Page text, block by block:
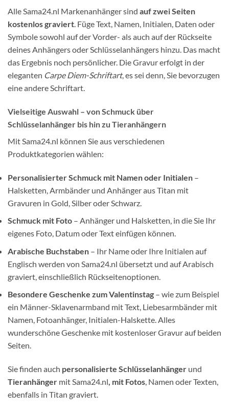
Alle Sama24.nl Markenanhänger sind auf zwei Seiten
kostenlos graviert. Füge Text, Namen, Initialen, Daten oder
Symbole sowohl auf der Vorder- als auch auf der Rückseite
deines Anhängers oder Schlüsselanhängers hinzu. Das macht
das Ergebnis noch persönlicher. Die Gravur erfolgt in der
eleganten Carpe Diem-Schriftart, es sei denn, Sie bevorzugen
eine andere Schriftart.
Vielseitige Auswahl – von Schmuck über
Schlüsselanhänger bis hin zu Tieranhängern
Mit Sama24.nl können Sie aus verschiedenen
Produktkategorien wählen:
Personalisierter Schmuck mit Namen oder Initialen –
Halsketten, Armbänder und Anhänger aus Titan mit
Gravuren in Gold, Silber oder Schwarz.
Schmuck mit Foto – Anhänger und Halsketten, in die Sie Ihr
eigenes Foto, Datum oder Text einfügen können.
Arabische Buchstaben – Ihr Name oder Ihre Initialen auf
Englisch werden von Sama24.nl übersetzt und auf Arabisch
graviert, einschließlich Rückseitenoptionen.
Besondere Geschenke zum Valentinstag – wie zum Beispiel
ein Männer-Sklavenarmband mit Text, Liebesarmbänder mit
Namen, Fotoanhänger, Initialen-Halskette. Alles
wunderschöne Geschenke mit kostenloser Gravur auf beiden
Seiten.
Sie finden auch personalisierte Schlüsselanhänger und
Tieranhänger mit Sama24.nl, mit Fotos, Namen oder Texten,
ebenfalls in Titan graviert.